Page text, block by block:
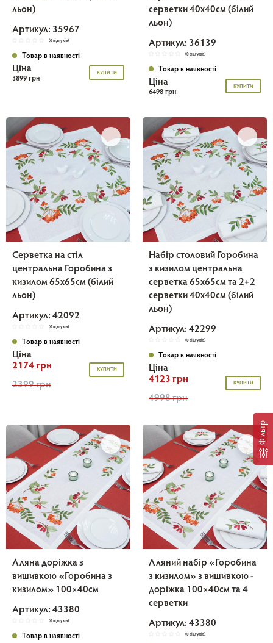
Фільтр
льон)
Артикул: 35967
(0 відгуків)
Товар в наявності
Ціна
3899 грн
КУПИТИ
серветки 40х40см (білий
льон)
Артикул: 36139
(0 відгуків)
Товар в наявності
Ціна
6498 грн
КУПИТИ
Серветка на стіл
центральна Горобина з
кизилом 65x65см (білий
льон)
Артикул: 42092
(0 відгуків)
Товар в наявності
Ціна
2174 грн
2399 грн
КУПИТИ
Набір столовий Горобина
з кизилом центральна
серветка 65х65см та 2+2
серветки 40х40см (білий
льон)
Артикул: 42299
(0 відгуків)
Товар в наявності
Ціна
4123 грн
4998 грн
КУПИТИ
Лляна доріжка з
вишивкою «Горобина з
кизилом» 100×40см
Артикул: 43380
(0 відгуків)
Товар в наявності
Лляний набір «Горобина
з кизилом» з вишивкою -
доріжка 100×40см та 4
серветки
Артикул: 43380
(0 відгуків)